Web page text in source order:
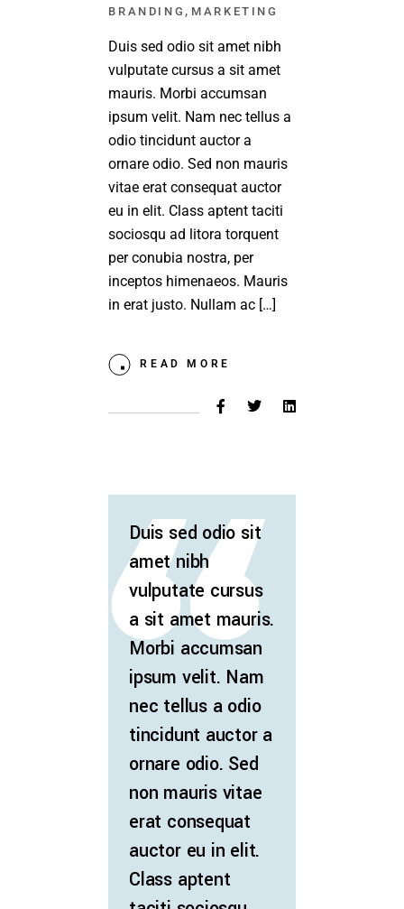
BRANDING , MARKETING
Duis sed odio sit amet nibh
vulputate cursus a sit amet
mauris. Morbi accumsan
ipsum velit. Nam nec tellus a
odio tincidunt auctor a
ornare odio. Sed non mauris
vitae erat consequat auctor
eu in elit. Class aptent taciti
sociosqu ad litora torquent
per conubia nostra, per
inceptos himenaeos. Mauris
in erat justo. Nullam ac […]
READ MORE
Duis sed odio sit
amet nibh
vulputate cursus
a sit amet mauris.
Morbi accumsan
ipsum velit. Nam
nec tellus a odio
tincidunt auctor a
ornare odio. Sed
non mauris vitae
erat consequat
auctor eu in elit.
Class aptent